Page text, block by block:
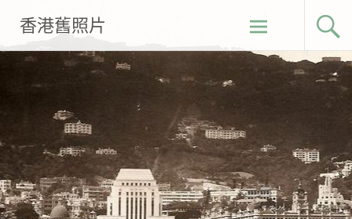
content
香港舊照片